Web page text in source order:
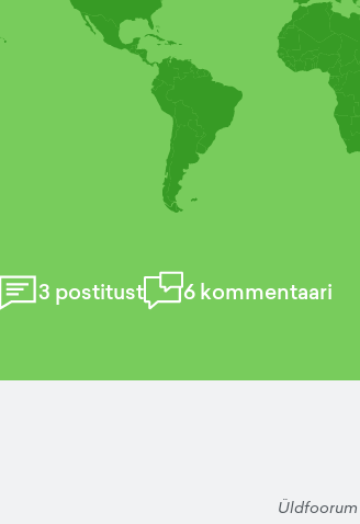
3 postitust 6kommentaari
Üldfoorum